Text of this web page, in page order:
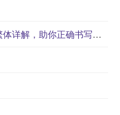
正确书写汉字_汉字繁体学习